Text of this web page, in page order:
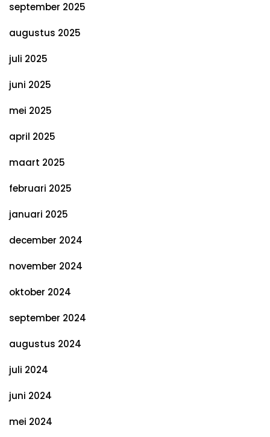
september 2025
augustus 2025
juli 2025
juni 2025
mei 2025
april 2025
maart 2025
februari 2025
januari 2025
december 2024
november 2024
oktober 2024
september 2024
augustus 2024
juli 2024
juni 2024
mei 2024